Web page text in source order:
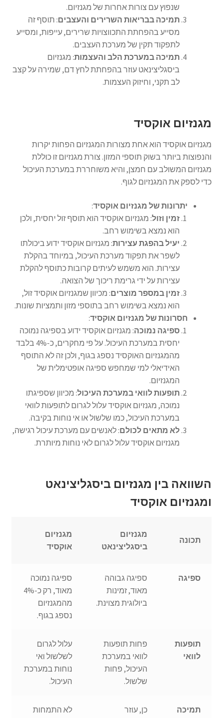
שנפוץ עם צורות אחרות של מגנזיום.
תמיכה בבריאות השרירים והעצבים: תוסף זה
מסייע בהפחתת התכווצויות שרירים, עייפות, ומסייע
לתפקוד תקין של מערכת העצבים.
תמיכה במערכת הלב והעצמות: מגנזיום
ביסגליצינאט עוזר בהפחתת לחץ דם, שמירה על קצב
לב תקני, וחיזוק העצמות.
מגנזיום אוקסיד
מגנזיום אוקסיד הוא אחת מצורות המגנזיום הפחות יקרות
והנפוצות ביותר בשוק תוספי המזון. צורת מגנזיום זו כוללת
מגנזיום המשולב עם חמצן, והיא משוחררת במערכת העיכול
כדי לספק את המגנזיום לגוף.
יתרונות של מגנזיום אוקסיד:
זמין וזול: מגנזיום אוקסיד הוא תוסף זול יחסית, ולכן
הוא נמצא בשימוש רחב.
יעיל בהפגת עצירות: מגנזיום אוקסיד ידוע ביכולתו
לשפר את תפקוד מערכת העיכול, במיוחד בהקלת
עצירות. הוא משמש לעיתים קרובות כתוסף להקלת
עצירות על ידי גרימת ריכוך של הצואה.
זמין במספר מוצרים: מכיוון שמגנזיום אוקסיד זול,
הוא נמצא בשימוש רחב בתוספי מזון ותמציות שונות.
חסרונות של מגנזיום אוקסיד:
ספיגה נמוכה: מגנזיום אוקסיד ידוע בספיגה נמוכה
יחסית במערכת העיכול. על פי מחקרים, כ-4% בלבד
מהמגנזיום האוקסיד נספג בגוף, ולכן זה לא התוסף
האידיאלי למי שמחפש ספיגה אופטימלית של
המגנזיום.
תופעות לוואי במערכת העיכול: מכיוון שספיגתו
נמוכה, מגנזיום אוקסיד עלול לגרום לתופעות לוואי
במערכת העיכול, כמו שלשול או אי נוחות בקיבה.
לא מתאים לכולם: לאנשים עם מערכת עיכול רגישה,
מגנזיום אוקסיד עלול לגרום לאי נוחות מיותרת.
השוואה בין מגנזיום ביסגליצינאט
ומגנזיום אוקסיד
תכונה
מגנזיום
ביסגליצינאט
מגנזיום
אוקסיד
ספיגה
ספיגה גבוהה
מאוד, זמינות
ביולוגית מצוינת.
ספיגה נמוכה
מאוד, רק כ-4%
מהמגנזיום
נספג בגוף.
תופעות
לוואי
פחות תופעות
לוואי במערכת
העיכול, פחות
שלשול.
עלול לגרום
לשלשול ואי
נוחות במערכת
העיכול.
תמיכה
כן, עוזר
לא התמחות